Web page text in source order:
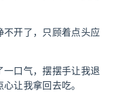
开了，只顾着点头应
一口气，摆摆手让我退
让我拿回去吃。